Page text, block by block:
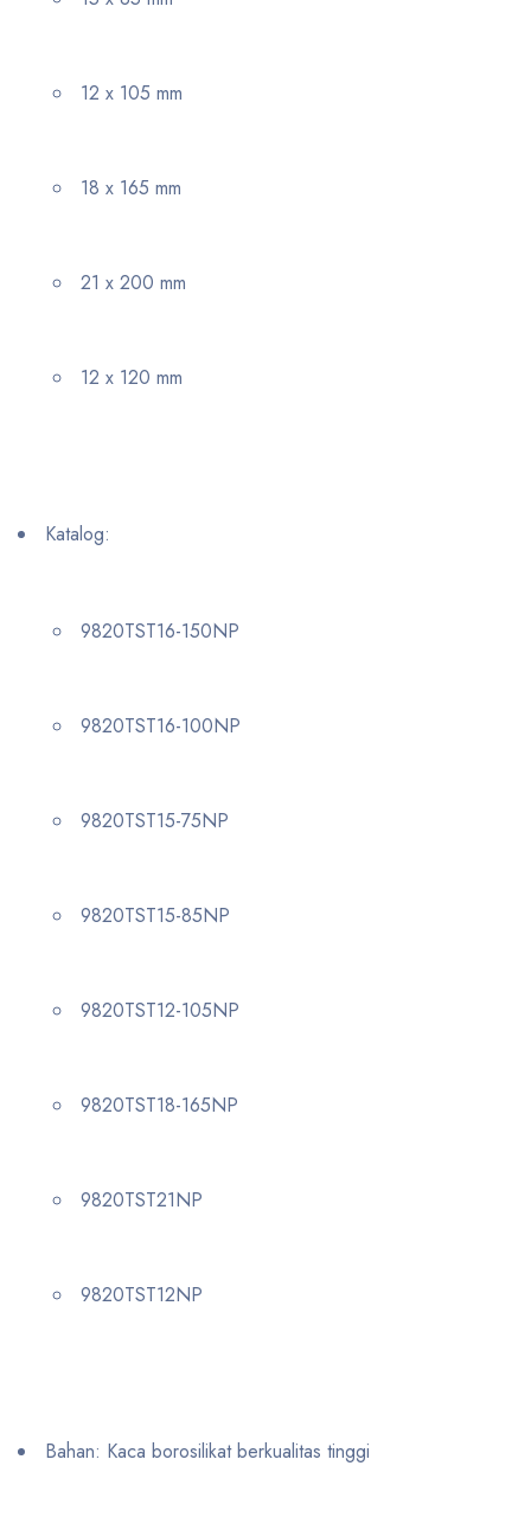
12 x 105 mm
18 x 165 mm
21 x 200 mm
12 x 120 mm
Katalog:
9820TST16-150NP
9820TST16-100NP
9820TST15-75NP
9820TST15-85NP
9820TST12-105NP
9820TST18-165NP
9820TST21NP
9820TST12NP
Bahan: Kaca borosilikat berkualitas tinggi